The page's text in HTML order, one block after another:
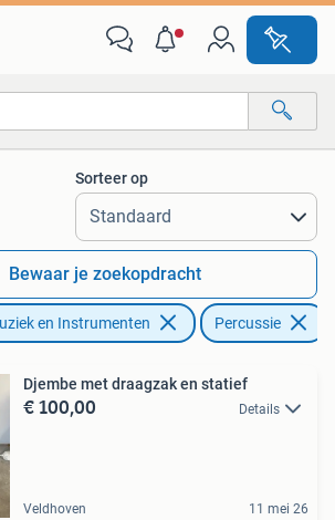
Alle afstanden…
Sorteer op
Bewaar je zoekopdracht
en Instrumenten Percussie
Djembe met draagzak en statief
€ 100,00 Details
Veldhoven 11 mei 26